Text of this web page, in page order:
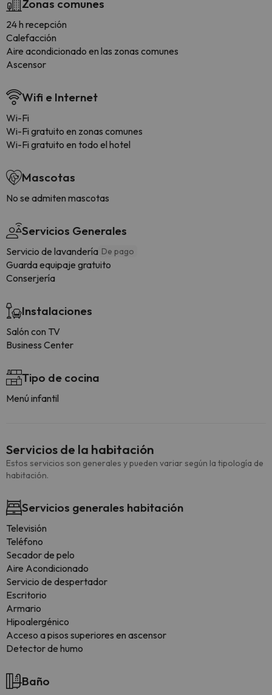
Zonas comunes
24 h recepción
Calefacción
Aire acondicionado en las zonas comunes
Ascensor
Wifi e Internet
Wi-Fi
Wi-Fi gratuito en zonas comunes
Wi-Fi gratuito en todo el hotel
Mascotas
No se admiten mascotas
Servicios Generales
Servicio de lavandería De pago
Guarda equipaje gratuito
Conserjería
Instalaciones
Salón con TV
Business Center
Tipo de cocina
Menú infantil
Servicios de la habitación
Estos servicios son generales y pueden variar según la tipología de
habitación.
Servicios generales habitación
Televisión
Teléfono
Secador de pelo
Aire Acondicionado
Servicio de despertador
Escritorio
Armario
Hipoalergénico
Acceso a pisos superiores en ascensor
Detector de humo
Baño